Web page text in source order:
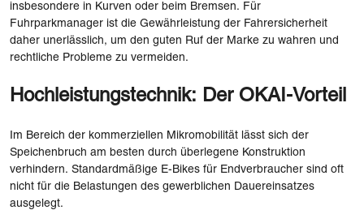
insbesondere in Kurven oder beim Bremsen. Für
Fuhrparkmanager ist die Gewährleistung der Fahrersicherheit
daher unerlässlich, um den guten Ruf der Marke zu wahren und
rechtliche Probleme zu vermeiden.
Hochleistungstechnik: Der OKAI-Vorteil
Im Bereich der kommerziellen Mikromobilität lässt sich der
Speichenbruch am besten durch überlegene Konstruktion
verhindern. Standardmäßige E-Bikes für Endverbraucher sind oft
nicht für die Belastungen des gewerblichen Dauereinsatzes
ausgelegt.